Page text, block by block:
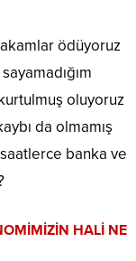
ödüyoruz
oluyoruz
da olmamış
banka ve
HALİ NE